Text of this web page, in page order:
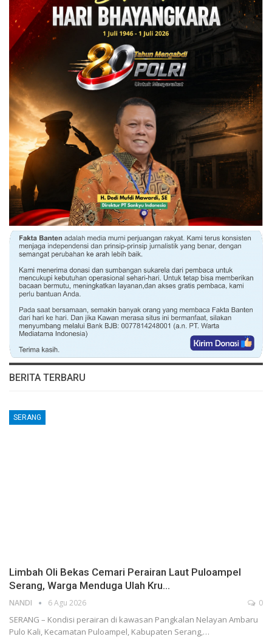
BERITA TERBARU
SERANG
Limbah Oli Bekas Cemari Perairan Laut Puloampel
Serang, Warga Menduga Ulah Kru…
NANDI 6 Agu 2026 0
SERANG – Kondisi perairan di kawasan Pangkalan Nelayan Ambaru
Pulo Kali, Kecamatan Puloampel, Kabupaten Serang,…